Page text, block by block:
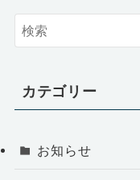
カテゴリー
お知らせ